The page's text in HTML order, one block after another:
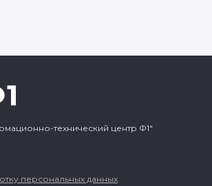
технический центр Ф1"
персональных данных